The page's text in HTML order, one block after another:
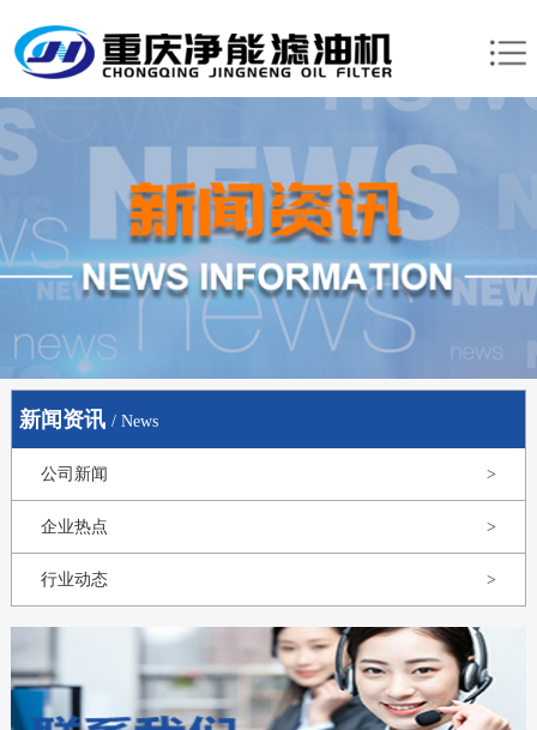
新闻资讯 / News
公司新闻 >
企业热点 >
行业动态 >